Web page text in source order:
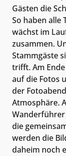
Gästen die
So haben alle
wächst im
zusammen.
Stammgäste
trifft. Am
auf die Fotos
der
Atmosphäre.
Wanderführer
die
werden die
daheim noch